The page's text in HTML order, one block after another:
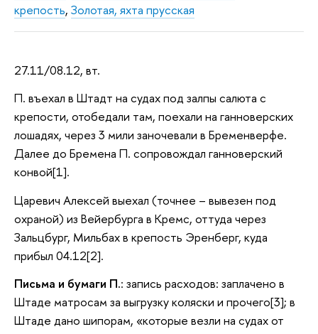
крепость, Золотая, яхта прусская
27.11/08.12, вт.
П. въехал в Штадт на судах под залпы салюта с
крепости, отобедали там, поехали на ганноверских
лошадях, через 3 мили заночевали в Бременверфе.
Далее до Бремена П. сопровождал ганноверский
конвой[1].
Царевич Алексей выехал (точнее – вывезен под
охраной) из Вейербурга в Кремс, оттуда через
Зальцбург, Мильбах в крепость Эренберг, куда
прибыл 04.12[2].
Письма и бумаги П.: запись расходов: заплачено в
Штаде матросам за выгрузку коляски и прочего[3]; в
Штаде дано шипорам, «которые везли на судах от